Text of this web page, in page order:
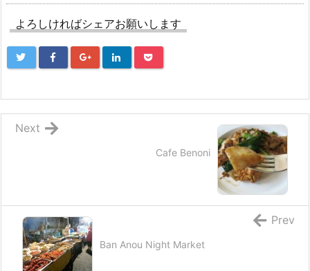
よろしければシェアお願いします
Cafe Benoni
Next
Ban Anou Night Market
Prev